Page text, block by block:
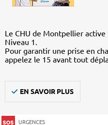
Le CHU de Montpellier
Niveau 1.
Pour garantir une prise en
appelez le 15 avant tout
EN SAVOIR PLUS
URGENCES